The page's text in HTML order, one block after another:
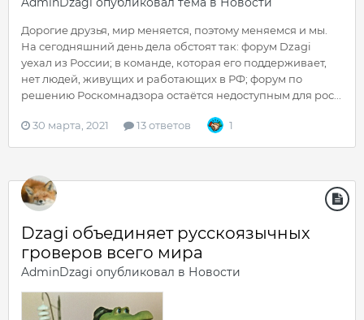
Дорогие друзья, мир меняется, поэтому меняемся и мы.
На сегодняшний день дела обстоят так: форум Dzagi
уехал из России; в команде, которая его поддерживает,
нет людей, живущих и работающих в РФ; форум по
решению Роскомнадзора остаётся недоступным для рос...
30 марта, 2021 13 ответов 1
Dzagi объединяет русскоязычных
гроверов всего мира
AdminDzagi опубликовал в Новости